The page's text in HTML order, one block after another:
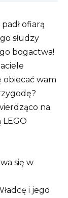
ofiarą
słudzy
bogactwa!
obiecać wam
na
się w
i jego